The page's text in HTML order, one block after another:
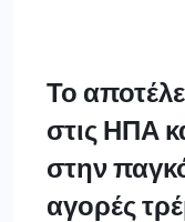
Το
στις ΗΠΑ
στην
αγορές